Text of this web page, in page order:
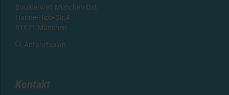
Boulderwelt München Ost
Hanne-Hiob-Str.4
81671 München
 Anfahrtsplan
Kontakt